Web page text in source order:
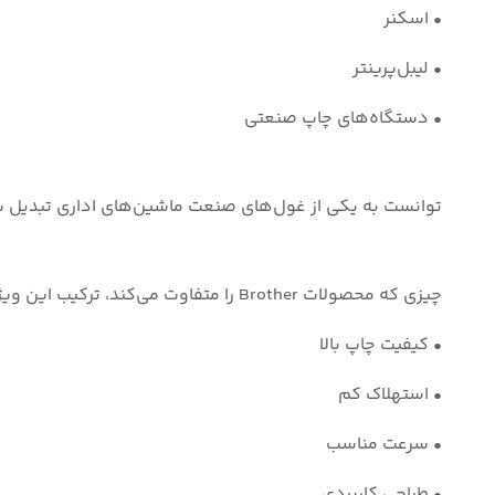
• اسکنر
• لیبل‌پرینتر
• دستگاه‌های چاپ صنعتی
توانست به یکی از غول‌های صنعت ماشین‌های اداری
چیزی که محصولات Brother را متفاوت می‌کند، ترکیب این ویژگی‌هاست:
• کیفیت چاپ بالا
• استهلاک کم
• سرعت مناسب